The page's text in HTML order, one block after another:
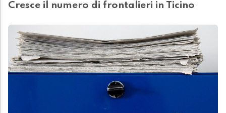
Cresce il numero di frontalieri in Ticino